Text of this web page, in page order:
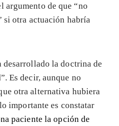
argumento de que “no
si otra actuación habría
desarrollado la doctrina de
Es decir, aunque no
otra alternativa hubiera
importante es constatar
paciente la opción de